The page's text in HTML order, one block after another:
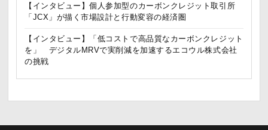
【インタビュー】個人参加型のカーボンクレジット取引所
「JCX」が描く市場設計と行動変容の経済圏
【インタビュー】「低コストで高品質なカーボンクレジット
を」 デジタルMRVで実削減を加速するエコウル株式会社
の挑戦